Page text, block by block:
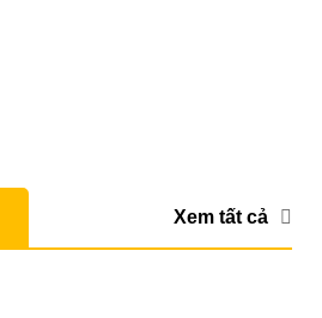
Xem tất cả